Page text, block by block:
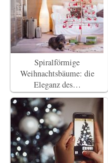
Spiralförmige
Weihnachtsbäume: die
Eleganz des…